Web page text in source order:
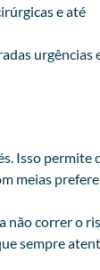
e até
Isso permite
meias
não correr o
sempre